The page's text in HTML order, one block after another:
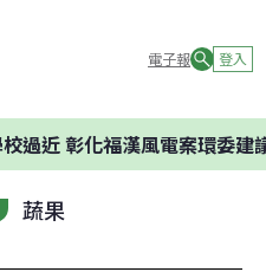
電子報 登入
化福漢風電案環委建議不應開
蔬果